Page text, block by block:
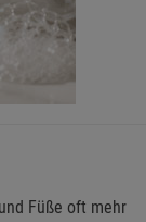
Füße oft mehr